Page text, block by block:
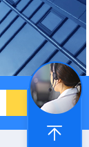
国进口品牌